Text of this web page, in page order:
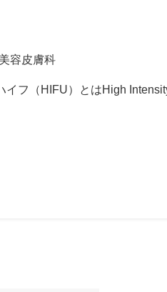
美容皮膚科
イフ（HIFU）とはHigh